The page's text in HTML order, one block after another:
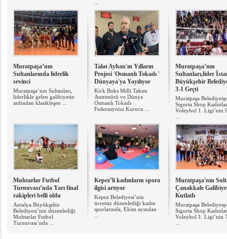
Muratpaşa’nın
Sultanlarında liderlik
sevinci
Muratpaşa’nın Sultanları,
liderlikle gelen galibiyetin
ardından klasikleşen ...
Talat Ayhan'ın Yılların
Projesi 'Osmanlı Tokadı '
Dünyaya'ya Yayılıyor
Kick Boks Milli Takım
Antrenörü ve Dünya
Osmanlı Tokadı
Federasyonu Kurucu ...
Muratpaşa’nın
Sultanları,lider
Büyükşehir
3-1 Geçti
Muratpaşa
Sigorta Shop Kadınlar
Voleybol 1. Ligi’nin
Muhtarlar Futbol
Turnuvası’nda Yarı final
rakipleri belli oldu
Antalya Büyükşehir
Belediyesi’nin düzenlediği
Muhtarlar Futbol
Turnuvası’nda ...
​Kepez’li kadınların spora
ilgisi artıyor
Kepez Belediyesi’nin
ücretsiz düzenlediği kadın
sporlarında, Ekim ayından
Muratpaşa'nın
Çanakkale
Kutladı
Muratpaşa
Sigorta Shop Kadınlar
Voleybol 1. Ligi’nin